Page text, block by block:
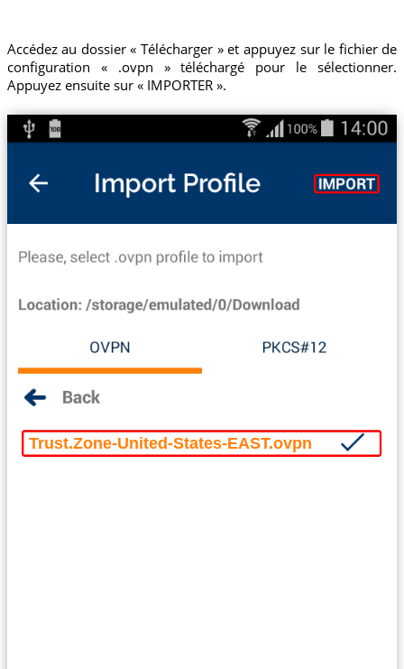
Accédez au dossier « Télécharger » et appuyez sur le fichier de
configuration « .ovpn » téléchargé pour le sélectionner.
Appuyez ensuite sur « IMPORTER ».
Trust.Zone-United-States-EAST.ovpn